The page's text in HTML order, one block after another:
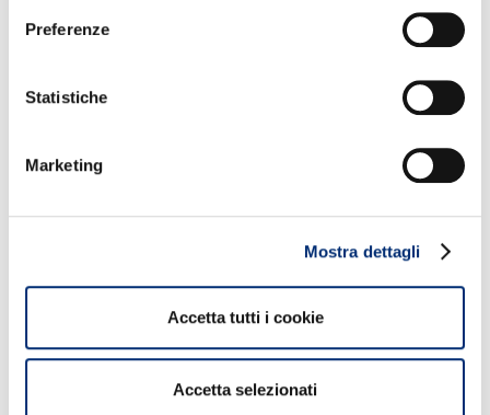
Preferenze
Statistiche
Marketing
Mostra dettagli
Accetta tutti i cookie
Accetta selezionati
BANCOMAT al fianco di Sport e Salute inaugura a
progetto “Illumina”
Approfondisci